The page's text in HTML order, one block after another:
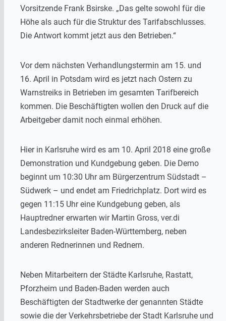
Vorsitzende Frank Bsirske. „Das gelte sowohl für die
Höhe als auch für die Struktur des Tarifabschlusses.
Die Antwort kommt jetzt aus den Betrieben.“
Vor dem nächsten Verhandlungstermin am 15. und
16. April in Potsdam wird es jetzt nach Ostern zu
Warnstreiks in Betrieben im gesamten Tarifbereich
kommen. Die Beschäftigten wollen den Druck auf die
Arbeitgeber damit noch einmal erhöhen.
Hier in Karlsruhe wird es am 10. April 2018 eine große
Demonstration und Kundgebung geben. Die Demo
beginnt um 10:30 Uhr am Bürgerzentrum Südstadt –
Südwerk – und endet am Friedrichplatz. Dort wird es
gegen 11:15 Uhr eine Kundgebung geben, als
Hauptredner erwarten wir Martin Gross, ver.di
Landesbezirksleiter Baden-Württemberg, neben
anderen Rednerinnen und Rednern.
Neben Mitarbeitern der Städte Karlsruhe, Rastatt,
Pforzheim und Baden-Baden werden auch
Beschäftigten der Stadtwerke der genannten Städte
sowie die der Verkehrsbetriebe der Stadt Karlsruhe und